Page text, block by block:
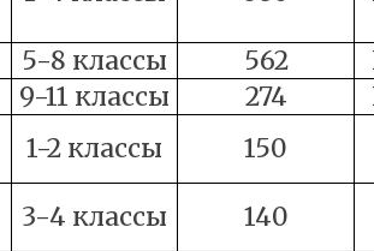
5-8 классы 562
9-11 классы
274
1-2 классы 150
3-4 классы 140